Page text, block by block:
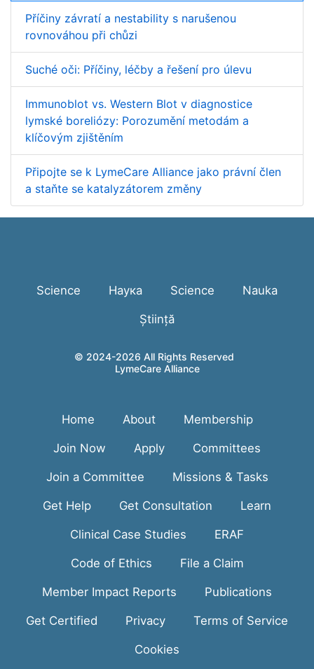
Příčiny závratí a nestability s narušenou
rovnováhou při chůzi
Suché oči: Příčiny, léčby a řešení pro úlevu
Immunoblot vs. Western Blot v diagnostice
lymské boreliózy: Porozumění metodám a
klíčovým zjištěním
Připojte se k LymeCare Alliance jako právní člen
a staňte se katalyzátorem změny
Science Наука Science Nauka
Știință
© 2024-2026 All Rights Reserved
LymeCare Alliance
Home About Membership
Join Now Apply Committees
Join a Committee Missions & Tasks
Get Help Get Consultation Learn
Clinical Case Studies ERAF
Code of Ethics File a Claim
Member Impact Reports Publications
Get Certified Privacy Terms of Service
Cookies